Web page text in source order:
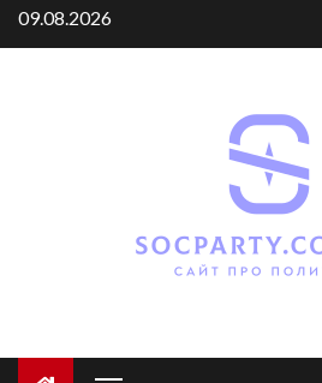
Skip
to
09.08.2026